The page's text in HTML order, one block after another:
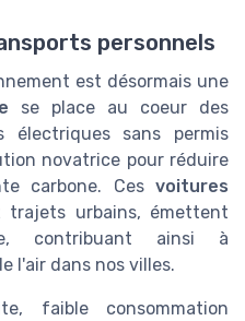
personnels
est désormais une
se place au coeur des
électriques sans permis
novatrice pour réduire
carbone. Ces voitures
trajets urbains, émettent
contribuant ainsi à
l'air dans nos villes.
faible consommation